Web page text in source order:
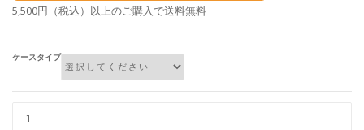
5,500円（税込）以上のご購入で送料無料
ケースタイプ